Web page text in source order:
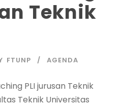
Teknik
FTUNP AGENDA
PLI jurusan Teknik
Teknik Universitas